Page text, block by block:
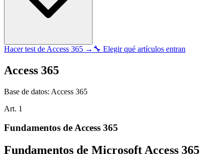
Hacer test de Access 365 → 🔧 Elegir qué artículos entran
Access 365
Base de datos: Access 365
Art. 1
Fundamentos de Access 365
Fundamentos de Microsoft Access 365